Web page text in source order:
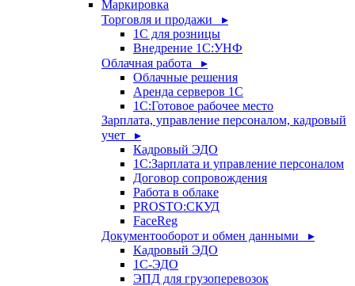
Маркировка
Торговля и продажи ▸
1С для розницы
Внедрение 1С:УНФ
Облачная работа ▸
Облачные решения
Аренда серверов 1С
1C:Готовое рабочее место
Зарплата, управление персоналом, кадровый
учет ▸
Кадровый ЭДО
1С:Зарплата и управление персоналом
Договор сопровождения
Работа в облаке
PROSTO:СКУД
FaceReg
Документооборот и обмен данными ▸
Кадровый ЭДО
1С-ЭДО
ЭПД для грузоперевозок